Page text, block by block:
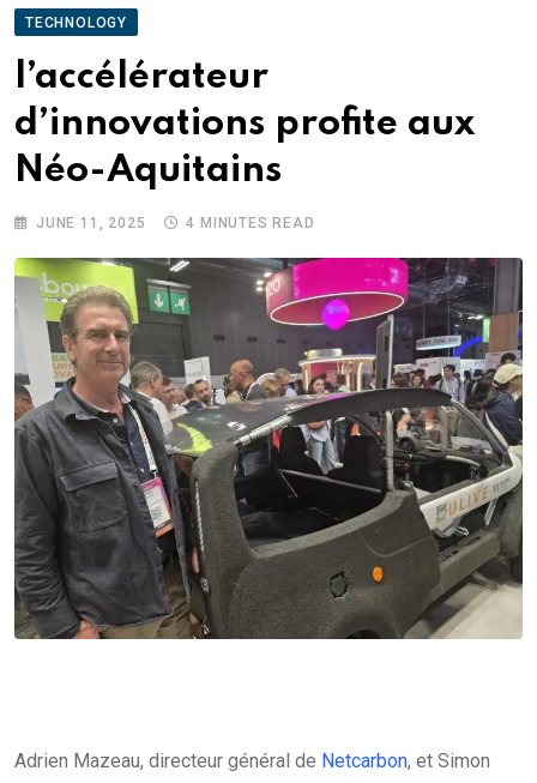
TECHNOLOGY
l’accélérateur
d’innovations profite aux
Néo-Aquitains
JUNE 11, 2025 4 MINUTES READ
Adrien Mazeau, directeur général de Netcarbon, et Simon